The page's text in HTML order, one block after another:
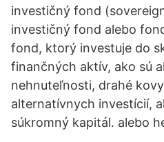
investičný fond
investičný fond alebo
fond, ktorý investuje do
finančných aktív, ako sú
nehnuteľnosti, drahé
alternatívnych investícií,
súkromný kapitál. alebo